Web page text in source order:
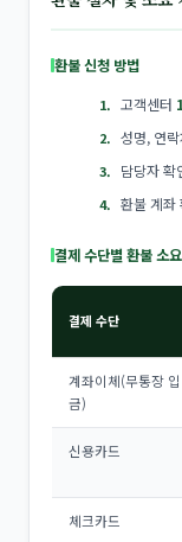
환불 신청 방법
고객센터
성명, 연
담당자 확
환불 계좌
결제 수단별 환불 소
결제 수단
계좌이체(무통장 입
금)
신용카드
체크카드